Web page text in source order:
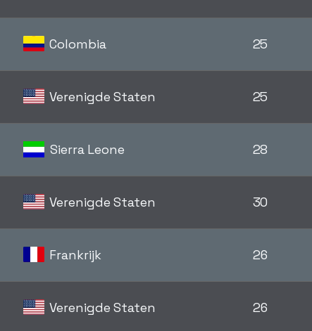
Colombia 25
Verenigde Staten 25
Sierra Leone 28
Verenigde Staten 30
Frankrijk 26
Verenigde Staten 26